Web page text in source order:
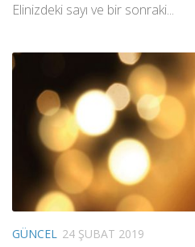
Elinizdeki sayı ve bir sonraki...
GÜNCEL 24 ŞUBAT 2019